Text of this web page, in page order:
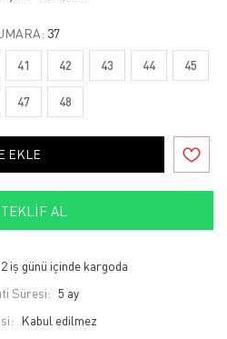
37
41 42 43 44 45
47 48
EKLE
TEKLIF AL
2 iş günü içinde kargoda
Süresi: 5 ay